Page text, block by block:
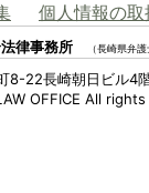
個人情報の
律事務所 （長崎県弁護
8-22長崎朝日ビ
OFFICE All